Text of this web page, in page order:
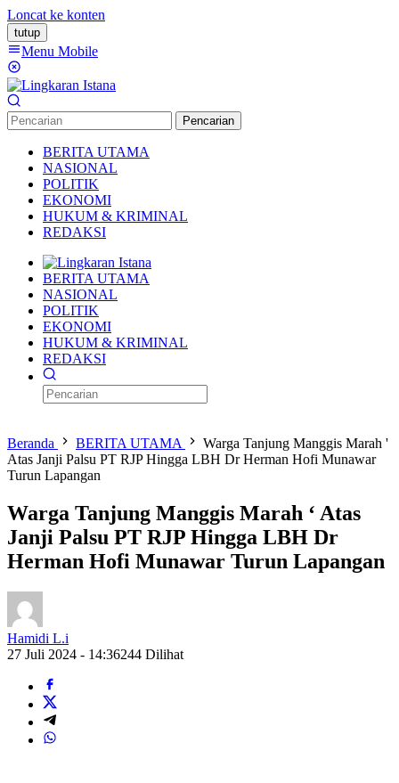
Loncat ke konten
tutup
Menu Mobile
Pencarian
BERITA UTAMA
NASIONAL
POLITIK
EKONOMI
HUKUM & KRIMINAL
REDAKSI
BERITA UTAMA
NASIONAL
POLITIK
EKONOMI
HUKUM & KRIMINAL
REDAKSI
Beranda BERITA UTAMA
Warga Tanjung Manggis Marah '
Atas Janji Palsu PT RJP Hingga LBH Dr Herman Hofi Munawar
Turun Lapangan
Warga Tanjung Manggis Marah ‘ Atas
Janji Palsu PT RJP Hingga LBH Dr
Herman Hofi Munawar Turun Lapangan
Hamidi L.i
27 Juli 2024 - 14:36244 Dilihat